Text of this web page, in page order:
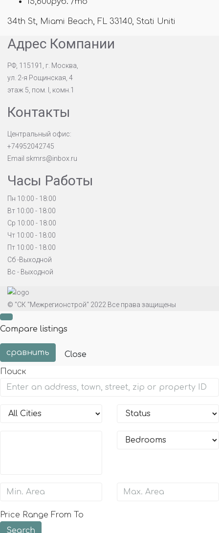
34th St, Miami Beach, FL 33140, Stati Uniti
Адрес Компании
РФ, 115191, г. Москва,
ул. 2-я Рощинская, 4
этаж 5, пом. I, комн.1
Контакты
Центральный офис:
+74952042745
Email skmrs@inbox.ru
Часы Работы
Пн 10:00 - 18:00
Вт 10:00 - 18:00
Ср 10:00 - 18:00
Чт 10:00 - 18:00
Пт 10:00 - 18:00
Сб -Выходной
Вс - Выходной
© "СК "Межрегионстрой" 2022 Все права защищены
Compare listings
сравнить
Close
Поиск
Price Range From
To
Search